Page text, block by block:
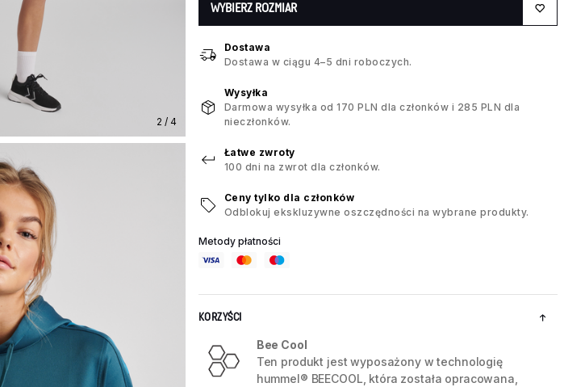
2 / 4
WYBIERZ ROZMIAR
Dostawa
Dostawa w ciągu 4–5 dni roboczych.
Wysyłka
Darmowa wysyłka od 170 PLN dla członków i 285 PLN dla
nieczłonków.
Łatwe zwroty
100 dni na zwrot dla członków.
Ceny tylko dla członków
Odblokuj ekskluzywne oszczędności na wybrane produkty.
Metody płatności
KORZYŚCI
Bee Cool
Ten produkt jest wyposażony w technologię
hummel® BEECOOL, która została opracowana,